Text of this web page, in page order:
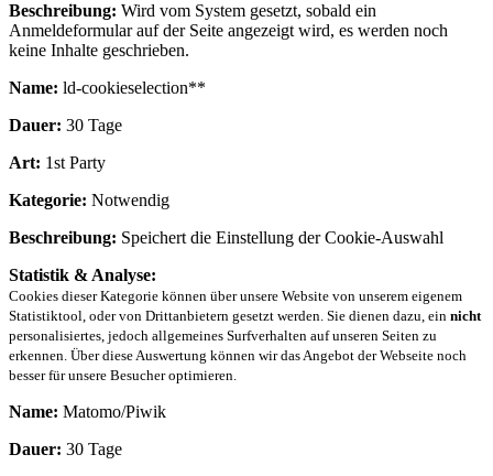
Beschreibung: Wird vom System gesetzt, sobald ein
Anmeldeformular auf der Seite angezeigt wird, es werden noch
keine Inhalte geschrieben.
Name: ld-cookieselection**
Dauer: 30 Tage
Art: 1st Party
Kategorie: Notwendig
Beschreibung: Speichert die Einstellung der Cookie-Auswahl
Statistik & Analyse:
Cookies dieser Kategorie können über unsere Website von unserem eigenem
Statistiktool, oder von Drittanbietern gesetzt werden. Sie dienen dazu, ein nicht
personalisiertes, jedoch allgemeines Surfverhalten auf unseren Seiten zu
erkennen. Über diese Auswertung können wir das Angebot der Webseite noch
besser für unsere Besucher optimieren.
Name: Matomo/Piwik
Dauer: 30 Tage